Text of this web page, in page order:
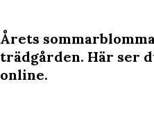
Årets
trädgården. Här ser
online.